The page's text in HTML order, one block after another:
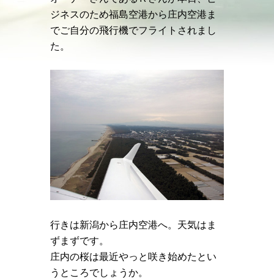
ジネスのため福島空港から庄内空港ま
でご自分の飛行機でフライトされまし
た。
行きは新潟から庄内空港へ。天気はま
ずまずです。
庄内の桜は最近やっと咲き始めたとい
うところでしょうか。